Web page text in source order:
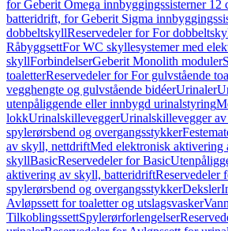
for Geberit Omega innbyggingssisterner 12
batteridrift, for Geberit Sigma
dobbeltskyllReservedeler for For
RåbyggsettFor WC skyllesystemer med
skyllForbindelserGeberit Monolith moduler
toaletterReservedeler for For gulvstående
vegghengte og gulvstående bidéerUrinaler
utenpåliggende eller innbygd urinalstyring
lokkUrinalskilleveggerUrinalskillevegger av
spylerørsbend og overgangsstykker
av skyll, nettdriftMed elektronisk
skyllBasicReservedeler for Basic
aktivering av skyll, batteridriftReservedeler
spylerørsbend og overgangsstykkerDeksler
Avløpssett for toaletter og utslagsvasker
TilkoblingssettSpylerørforlengelser